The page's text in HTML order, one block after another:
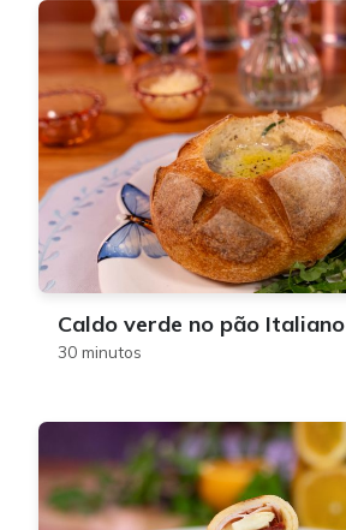
Caldo verde no pão Italiano
30 minutos